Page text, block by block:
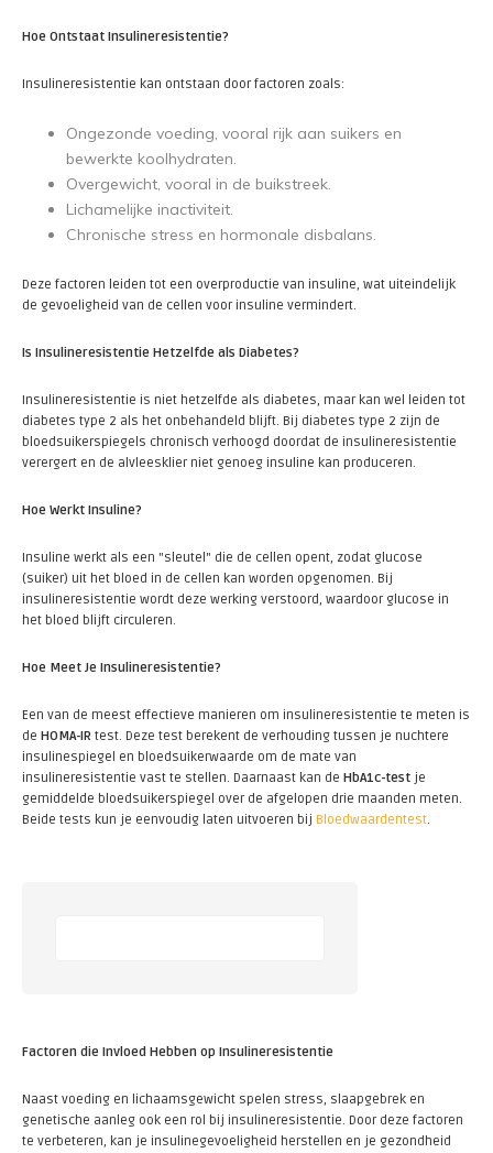
Hoe Ontstaat Insulineresistentie?
Insulineresistentie kan ontstaan door factoren zoals:
Ongezonde voeding, vooral rijk aan suikers en
bewerkte koolhydraten.
Overgewicht, vooral in de buikstreek.
Lichamelijke inactiviteit.
Chronische stress en hormonale disbalans.
Deze factoren leiden tot een overproductie van insuline, wat uiteindelijk
de gevoeligheid van de cellen voor insuline vermindert.
Is Insulineresistentie Hetzelfde als Diabetes?
Insulineresistentie is niet hetzelfde als diabetes, maar kan wel leiden tot
diabetes type 2 als het onbehandeld blijft. Bij diabetes type 2 zijn de
bloedsuikerspiegels chronisch verhoogd doordat de insulineresistentie
verergert en de alvleesklier niet genoeg insuline kan produceren.
Hoe Werkt Insuline?
Insuline werkt als een "sleutel" die de cellen opent, zodat glucose
(suiker) uit het bloed in de cellen kan worden opgenomen. Bij
insulineresistentie wordt deze werking verstoord, waardoor glucose in
het bloed blijft circuleren.
Hoe Meet Je Insulineresistentie?
Een van de meest effectieve manieren om insulineresistentie te meten is
de HOMA-IR test. Deze test berekent de verhouding tussen je nuchtere
insulinespiegel en bloedsuikerwaarde om de mate van
insulineresistentie vast te stellen. Daarnaast kan de HbA1c-test je
gemiddelde bloedsuikerspiegel over de afgelopen drie maanden meten.
Beide tests kun je eenvoudig laten uitvoeren bij Bloedwaardentest.
Factoren die Invloed Hebben op Insulineresistentie
Naast voeding en lichaamsgewicht spelen stress, slaapgebrek en
genetische aanleg ook een rol bij insulineresistentie. Door deze factoren
te verbeteren, kan je insulinegevoeligheid herstellen en je gezondheid